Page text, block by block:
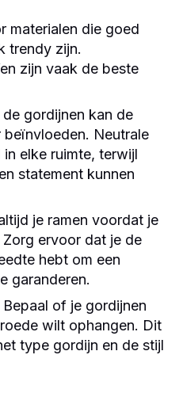
materialen die goed
trendy zijn.
zijn vaak de beste
gordijnen kan de
Neutrale
elke ruimte, terwijl
statement kunnen
je ramen voordat je
ervoor dat je de
hebt om een
garanderen.
Bepaal of je gordijnen
wilt ophangen. Dit
type gordijn en de stijl